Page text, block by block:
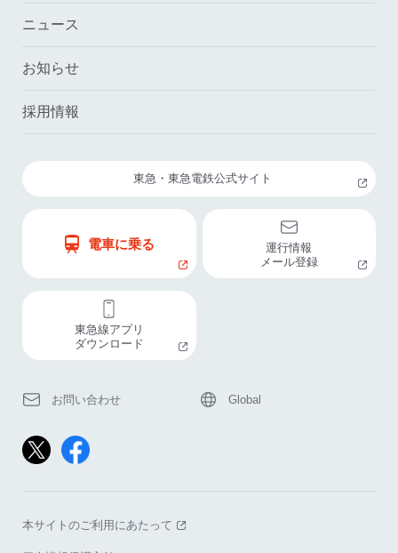
ニュース
お知らせ
採用情報
東急・東急電鉄公式サイト
電車に乗る
運行情報
メール登録
東急線アプリ
ダウンロード
お問い合わせ Global
本サイトのご利用にあたって